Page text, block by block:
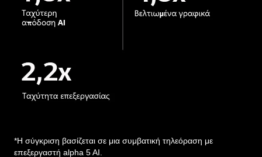
**Οι εικόνες στην οθόνη είναι προσομοίωση.